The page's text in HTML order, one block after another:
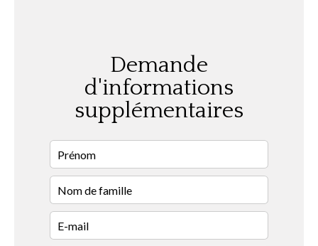
Demande
d'informations
supplémentaires